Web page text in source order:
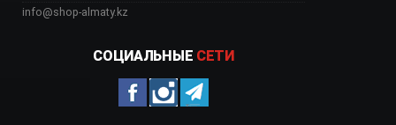
info@shop-almaty.kz
СОЦИАЛЬНЫЕ СЕТИ